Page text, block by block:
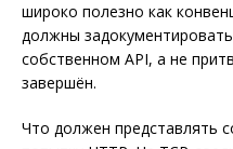
широко полезно как
должны
собственном API, а не
завершён.
Что должен представлять